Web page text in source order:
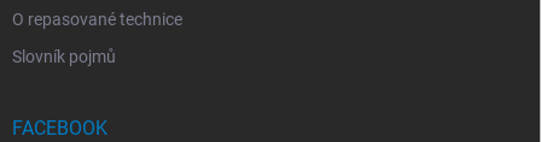
O repasované technice
Slovník pojmů
FACEBOOK